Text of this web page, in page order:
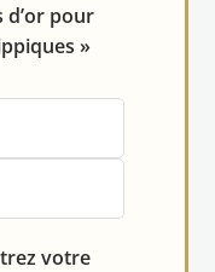
d’or pour
»
votre